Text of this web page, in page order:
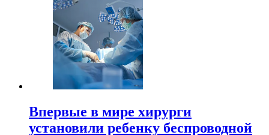
Впервые в мире хирурги
установили ребенку беспроводной